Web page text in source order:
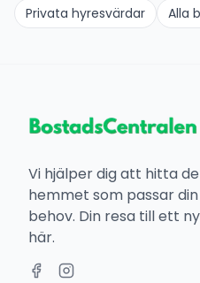
Privata hyresvärdar
Alla
Vi hjälper dig att hitta
hemmet som passar
behov. Din resa till ett
här.